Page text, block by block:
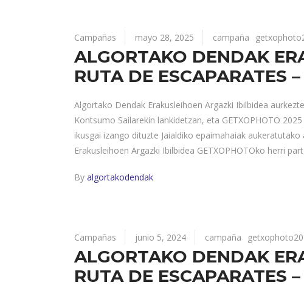
Campañas mayo 28, 2025 campaña
ALGORTAKO DENDAK
RUTA DE ESCAPARATES
Algortako Dendak Erakusleihoen Argazki Ibilbidea
Kontsumo Sailarekin lankidetzan, eta GETXOPHOTO
ikusgai izango dituzte Jaialdiko epaimahaiak
Erakusleihoen Argazki Ibilbidea GETXOPHOTOko herri
By algortakodendak
Campañas junio 5, 2024 campaña
ALGORTAKO DENDAK
RUTA DE ESCAPARATES